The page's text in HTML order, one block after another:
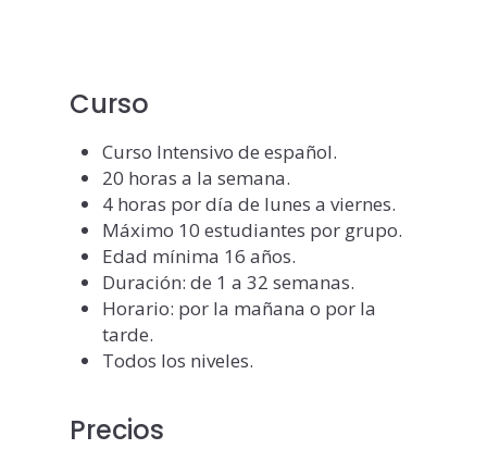
Curso
Curso Intensivo de español.
20 horas a la semana.
4 horas por día de lunes a viernes.
Máximo 10 estudiantes por grupo.
Edad mínima 16 años.
Duración: de 1 a 32 semanas.
Horario: por la mañana o por la
tarde.
Todos los niveles.
Precios